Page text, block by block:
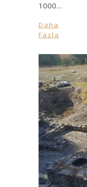
1000…
Daha
Fazla